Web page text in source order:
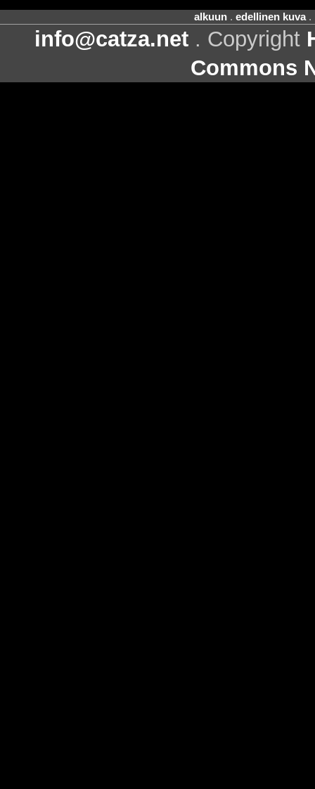
alkuun. edellinen kuva.
info@catza.net . Copyright
Commons